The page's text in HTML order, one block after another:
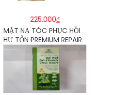
225.000₫
MẶT NẠ TÓC PHỤC HỒI
HƯ TỔN PREMIUM REPAIR
MASK 180G – TSUBAKI